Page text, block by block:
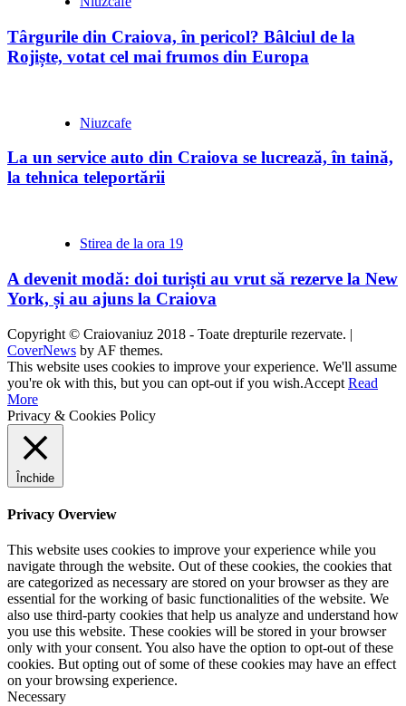
Târgurile din Craiova, în pericol? Bâlciul de la
Rojiște, votat cel mai frumos din Europa
Niuzcafe
La un service auto din Craiova se lucrează, în taină,
la tehnica teleportării
Stirea de la ora 19
A devenit modă: doi turiști au vrut să rezerve la New
York, și au ajuns la Craiova
Copyright © Craiovaniuz 2018 - Toate drepturile rezervate. |
CoverNews by AF themes.
This website uses cookies to improve your experience. We'll assume
you're ok with this, but you can opt-out if you wish.Accept Read
More
Privacy & Cookies Policy
Închide
Privacy Overview
This website uses cookies to improve your experience while you
navigate through the website. Out of these cookies, the cookies that
are categorized as necessary are stored on your browser as they are
essential for the working of basic functionalities of the website. We
also use third-party cookies that help us analyze and understand how
you use this website. These cookies will be stored in your browser
only with your consent. You also have the option to opt-out of these
cookies. But opting out of some of these cookies may have an effect
on your browsing experience.
Necessary